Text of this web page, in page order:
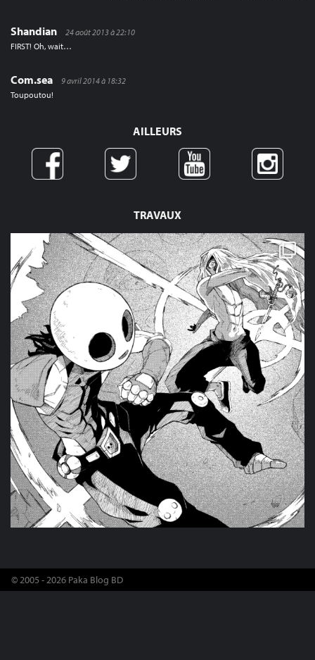
TRAVAUX
Shandian
24 août 2013 à 22:10
FIRST! Oh, wait…
Com.sea
9 avril 2014 à 18:32
Toupoutou!
AILLEURS
© 2005 - 2026 Paka Blog BD